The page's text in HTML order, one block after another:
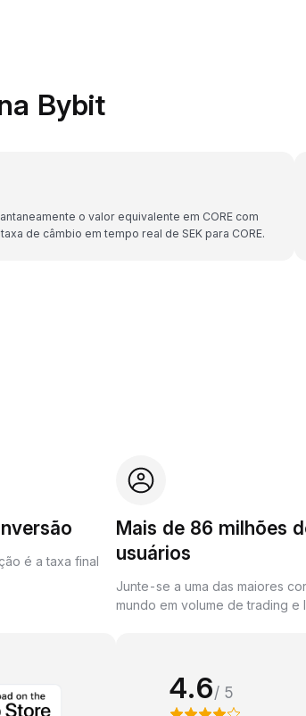
Bybit
o valor equivalente em CORE com
de câmbio em tempo real de SEK para CORE.
é a taxa final
Mais de 86 milhões
usuários
Junte-se a uma das maiores
mundo em volume de trading e
4.6/ 5